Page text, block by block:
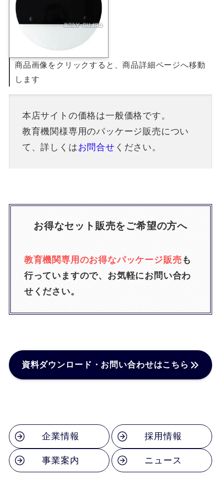
商品画像をクリックすると、商品詳細ページへ移動
します
本店サイトの価格は一般価格です。
教育機関様専用のパッケージ販売につい
て、詳しくはお問合せ ください。
お得なセット販売をご希望の方へ
教育機関専用のお得なパッケージ販売 も
行っていますので、お気軽にお問い合わ
せください。
資料ダウンロード・お問い合わせはこちら
企業情報
事業案内
採用情報
ニュース